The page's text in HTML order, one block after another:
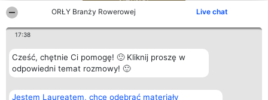
ORŁY Branży Rowerowej Live chat
17:38
Cześć, chętnie Ci pomogę! 🙂 Kliknij proszę w
odpowiedni temat rozmowy! 🙂
Jestem Laureatem, chcę odebrać materiały
Organizator plebiscytu
Bright Side Solutions sp. z o.
Plebiscyt
Laureaci
Kontakt
Kontakt